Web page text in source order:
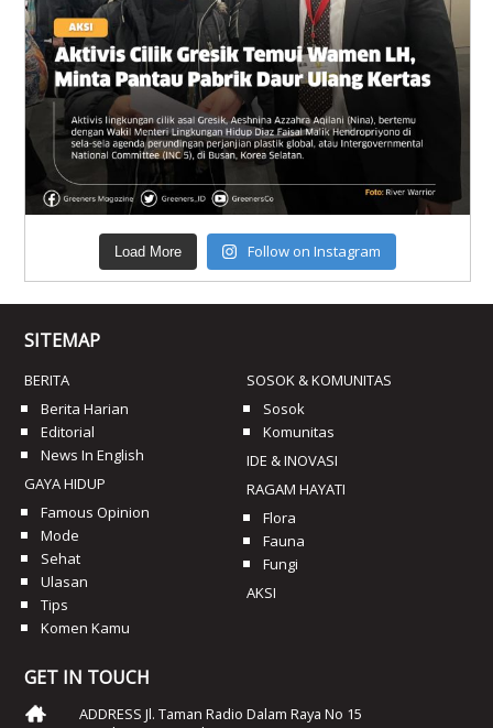
Load More Follow on Instagram
SITEMAP
BERITA
Berita Harian
Editorial
News In English
GAYA HIDUP
Famous Opinion
Mode
Sehat
Ulasan
Tips
Komen Kamu
SOSOK & KOMUNITAS
Sosok
Komunitas
IDE & INOVASI
RAGAM HAYATI
Flora
Fauna
Fungi
AKSI
GET IN TOUCH
ADDRESS Jl. Taman Radio Dalam Raya No 15